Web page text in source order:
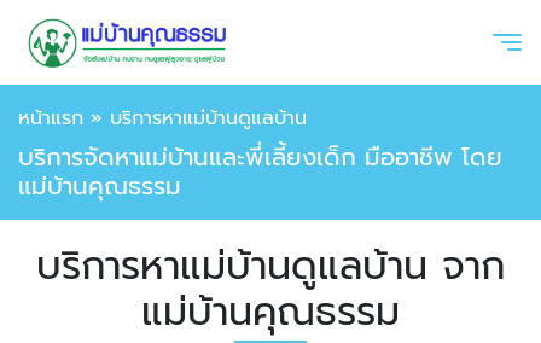
หน้าแรก » บริการหาแม่บ้านดูแลบ้าน
บริการจัดหาแม่บ้านและพี่เลี้ยงเด็ก มืออาชีพ โดย
แม่บ้านคุณธรรม
บริการหาแม่บ้านดูแลบ้าน จาก
แม่บ้านคุณธรรม